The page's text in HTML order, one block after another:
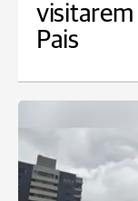
visitarem
Pais